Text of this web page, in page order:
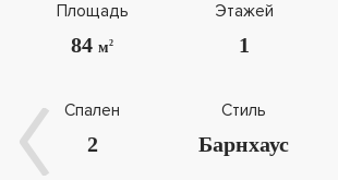
Площадь
84м2
Этажей
1
Спален
2
Стиль
Барнхаус